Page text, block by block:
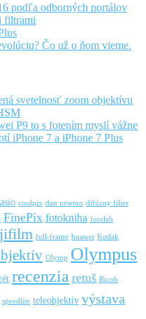
podľa odborných portálov
filtrami
Čo už o ňom vieme.
svetelnosť zoom objektívu
P9 to s fotením myslí vážne
iPhone 7 a iPhone 7 Plus
coolpix dan newton difúzny filter
FinePix fotokniha fotolab
full-frame huawei Kodak
Olymp Olympus
recenzia retuš Ricoh
speedlite teleobjektív výstava